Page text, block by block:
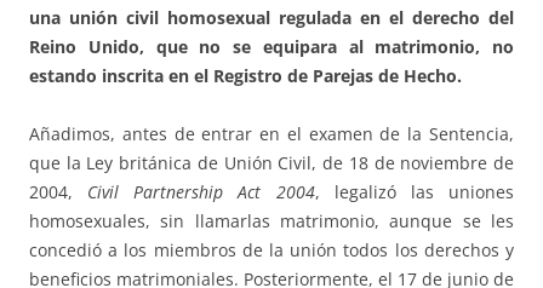
una unión civil homosexual regulada en el derecho del
Reino Unido, que no se equipara al matrimonio, no
estando inscrita en el Registro de Parejas de Hecho.
Añadimos, antes de entrar en el examen de la Sentencia,
que la Ley británica de Unión Civil, de 18 de noviembre de
2004, Civil Partnership Act 2004, legalizó las uniones
homosexuales, sin llamarlas matrimonio, aunque se les
concedió a los miembros de la unión todos los derechos y
beneficios matrimoniales. Posteriormente, el 17 de junio de